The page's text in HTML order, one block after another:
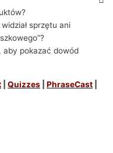
sprzętu ani
aby pokazać dowód
|Quizzes |PhraseCast